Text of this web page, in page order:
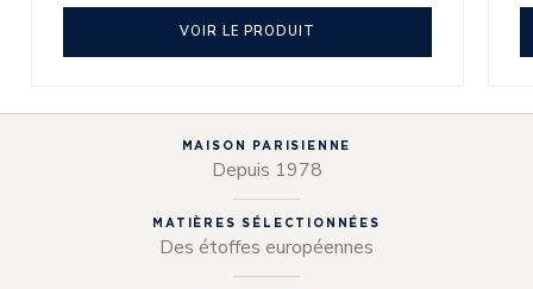
VOIR LE PRODUIT
MAISON PARISIENNE
Depuis 1978
MATIÈRES SÉLECTIONNÉES
Des étoffes européennes